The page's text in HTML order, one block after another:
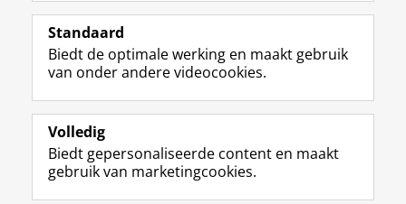
Volg de RUG
a
e
b
o
p
a
i
k
e
I
-
p
S
-
f
e
R
n
t
r
m
o
T
e
k
Studiekiezers
Alumni
Over ons
Standaard
Biedt de optimale werking en maakt gebruik
van onder andere videocookies.
Volledig
Biedt gepersonaliseerde content en maakt
gebruik van marketingcookies.